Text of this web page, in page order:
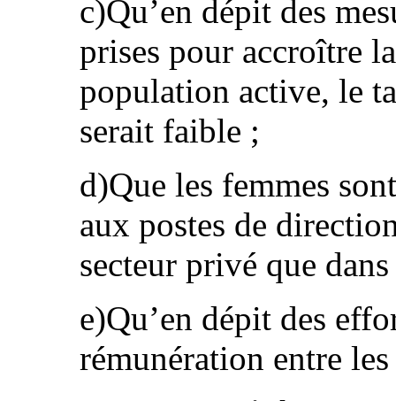
c)Qu’en dépit des
prises pour accroître
population active, le
serait faible ;
d)Que les femmes
aux postes de
secteur privé que
e)Qu’en dépit des
rémunération entre